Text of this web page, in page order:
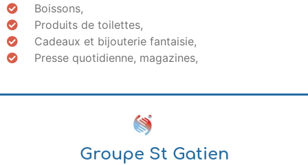
Boissons,
Produits de toilettes,
Cadeaux et bijouterie fantaisie,
Presse quotidienne, magazines,
Groupe St Gatien